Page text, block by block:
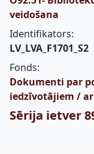
veidošana
Identifikators:
LV_LVA_F1701_S2
Fonds:
Dokumenti par
iedzīvotājiem /
Sērija ietver